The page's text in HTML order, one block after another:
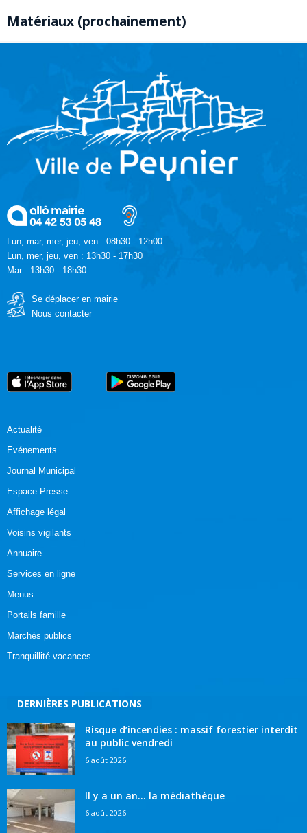
Matériaux (prochainement)
Lun, mar, mer, jeu, ven : 08h30 - 12h00
Lun, mer, jeu, ven : 13h30 - 17h30
Mar : 13h30 - 18h30
Se déplacer en mairie
Nous contacter
Actualité
Evénements
Journal Municipal
Espace Presse
Affichage légal
Voisins vigilants
Annuaire
Services en ligne
Menus
Portails famille
Marchés publics
Tranquillité vacances
DERNIÈRES PUBLICATIONS
Risque d’incendies : massif forestier interdit
au public vendredi
6 août 2026
Il y a un an… la médiathèque
6 août 2026